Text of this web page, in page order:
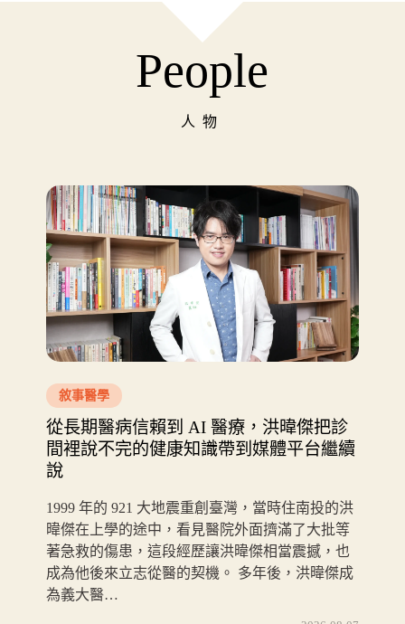
People
人物
敘事醫學
從長期醫病信賴到 AI 醫療，洪暐傑把診
間裡說不完的健康知識帶到媒體平台繼續
說
1999 年的 921 大地震重創臺灣，當時住南投的洪
暐傑在上學的途中，看見醫院外面擠滿了大批等
著急救的傷患，這段經歷讓洪暐傑相當震撼，也
成為他後來立志從醫的契機。 多年後，洪暐傑成
為義大醫…